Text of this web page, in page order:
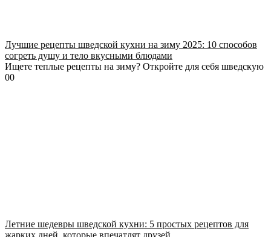
Лучшие рецепты шведской кухни на зиму 2025: 10 способов
согреть душу и тело вкусными блюдами
Ищете теплые рецепты на зиму? Откройте для себя шведскую
00
Летние шедевры шведской кухни: 5 простых рецептов для
жарких дней, которые впечатлят друзей